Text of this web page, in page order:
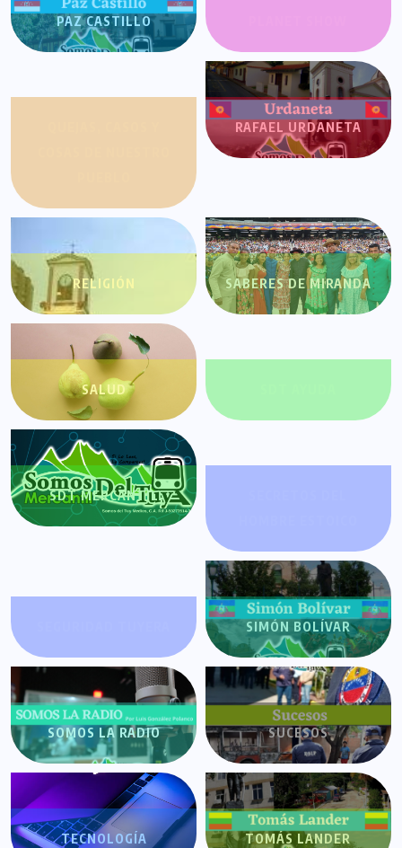
PAZ CASTILLO
RAFAEL URDANETA
RELIGIÓN SABERES DE MIRANDA
SALUD
SDT MERCANTIL
SIMÓN BOLÍVAR
SOMOS LA RADIO SUCESOS
TECNOLOGÍA TOMÁS LANDER